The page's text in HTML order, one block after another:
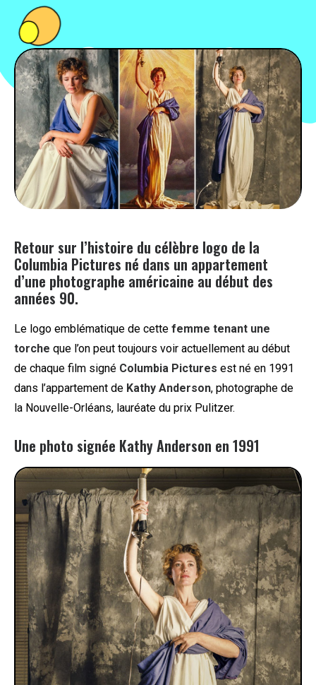
FOOD
BONS PLANS
SOUTENEZ KULTT
Retour sur l’histoire du célèbre logo de la
Columbia Pictures né dans un appartement
d’une photographe américaine au début des
années 90.
Le logo emblématique de cette femme tenant une
torche que l’on peut toujours voir actuellement au début
de chaque film signé Columbia Pictures est né en 1991
dans l’appartement de Kathy Anderson, photographe de
la Nouvelle-Orléans, lauréate du prix Pulitzer.
Une photo signée Kathy Anderson en 1991